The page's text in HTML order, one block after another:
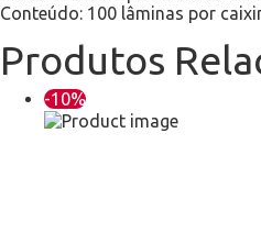
Conteúdo: 100 lâminas por
Produtos
-10%